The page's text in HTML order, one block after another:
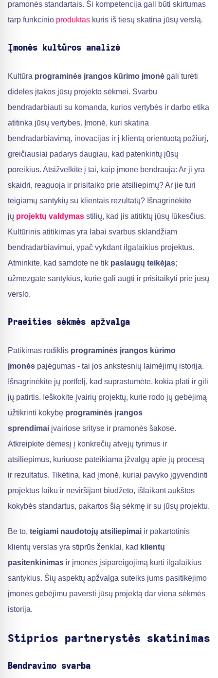
pramonės standartais. Ši kompetencija gali būti skirtumas
tarp funkcinio produktas kuris iš tiesų skatina jūsų verslą.
Įmonės kultūros analizė
Kultūra programinės įrangos kūrimo įmonė gali turėti
didelės įtakos jūsų projekto sėkmei. Svarbu
bendradarbiauti su komanda, kurios vertybės ir darbo etika
atitinka jūsų vertybes. Įmonė, kuri skatina
bendradarbiavimą, inovacijas ir į klientą orientuotą požiūrį,
greičiausiai padarys daugiau, kad patenkintų jūsų
poreikius. Atsižvelkite į tai, kaip įmonė bendrauja: Ar ji yra
skaidri, reaguoja ir prisitaiko prie atsiliepimų? Ar jie turi
teigiamų santykių su klientais rezultatų? Išnagrinėkite
jų projektų valdymas stilių, kad jis atitiktų jūsų lūkesčius.
Kultūrinis atitikimas yra labai svarbus sklandžiam
bendradarbiavimui, ypač vykdant ilgalaikius projektus.
Atminkite, kad samdote ne tik paslaugų teikėjas;
užmezgate santykius, kurie gali augti ir prisitaikyti prie jūsų
verslo.
Praeities sėkmės apžvalga
Patikimas rodiklis programinės įrangos kūrimo
įmonės pajėgumas - tai jos ankstesnių laimėjimų istorija.
Išnagrinėkite jų portfelį, kad suprastumėte, kokia plati ir gili
jų patirtis. Ieškokite įvairių projektų, kurie rodo jų gebėjimą
užtikrinti kokybę programinės įrangos
sprendimai įvairiose srityse ir pramonės šakose.
Atkreipkite dėmesį į konkrečių atvejų tyrimus ir
atsiliepimus, kuriuose pateikiama įžvalgų apie jų procesą
ir rezultatus. Tikėtina, kad įmonė, kuriai pavyko įgyvendinti
projektus laiku ir neviršijant biudžeto, išlaikant aukštos
kokybės standartus, pakartos šią sėkmę ir su jūsų projektu.
Be to, teigiami naudotojų atsiliepimai ir pakartotinis
klientų verslas yra stiprūs ženklai, kad klientų
pasitenkinimas ir įmonės įsipareigojimą kurti ilgalaikius
santykius. Šių aspektų apžvalga suteiks jums pasitikėjimo
įmonės gebėjimu paversti jūsų projektą dar viena sėkmės
istorija.
Stiprios partnerystės skatinimas
Bendravimo svarba